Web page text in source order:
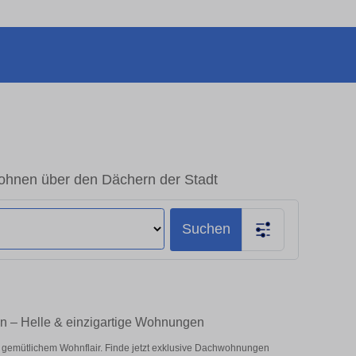
über den Dächern der Stadt
Suchen
– Helle & einzigartige Wohnungen
Wohnflair. Finde jetzt exklusive Dachwohnungen